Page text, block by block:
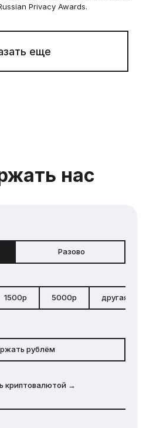
Privacy Awards.
еще
нас
Разово
1500р 5000р другая
рублём
криптовалютой →